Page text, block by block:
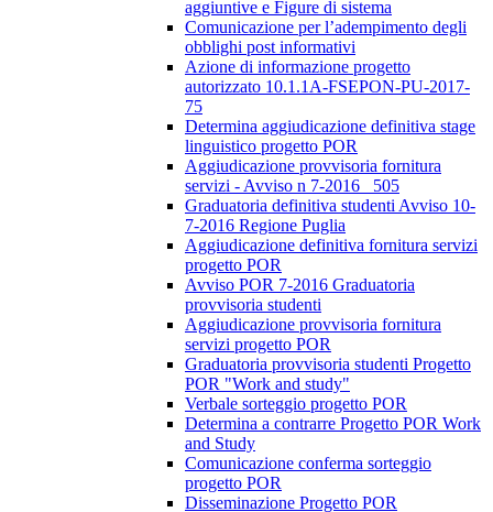
aggiuntive e Figure di sistema
Comunicazione per l’adempimento degli
obblighi post informativi
Azione di informazione progetto
autorizzato 10.1.1A-FSEPON-PU-2017-
75
Determina aggiudicazione definitiva stage
linguistico progetto POR
Aggiudicazione provvisoria fornitura
servizi - Avviso n 7-2016_ 505
Graduatoria definitiva studenti Avviso 10-
7-2016 Regione Puglia
Aggiudicazione definitiva fornitura servizi
progetto POR
Avviso POR 7-2016 Graduatoria
provvisoria studenti
Aggiudicazione provvisoria fornitura
servizi progetto POR
Graduatoria provvisoria studenti Progetto
POR "Work and study"
Verbale sorteggio progetto POR
Determina a contrarre Progetto POR Work
and Study
Comunicazione conferma sorteggio
progetto POR
Disseminazione Progetto POR